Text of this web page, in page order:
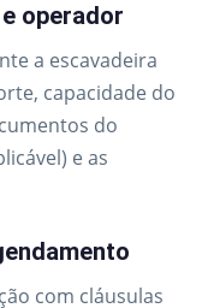
operador
a escavadeira
capacidade do
do
e as
com cláusulas